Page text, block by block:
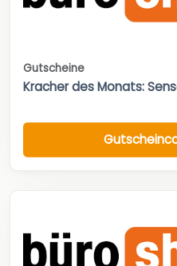
Gutscheine
Kracher des Monats: